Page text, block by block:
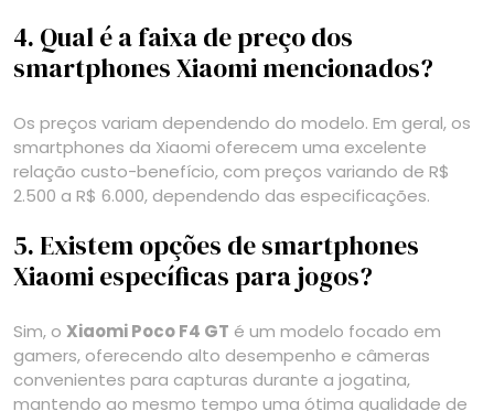
4. Qual é a faixa de preço dos
smartphones Xiaomi mencionados?
Os preços variam dependendo do modelo. Em geral, os
smartphones da Xiaomi oferecem uma excelente
relação custo-benefício, com preços variando de R$
2.500 a R$ 6.000, dependendo das especificações.
5. Existem opções de smartphones
Xiaomi específicas para jogos?
Sim, o Xiaomi Poco F4 GT é um modelo focado em
gamers, oferecendo alto desempenho e câmeras
convenientes para capturas durante a jogatina,
mantendo ao mesmo tempo uma ótima qualidade de